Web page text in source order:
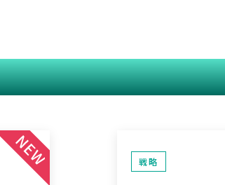
関連する案件
戦略